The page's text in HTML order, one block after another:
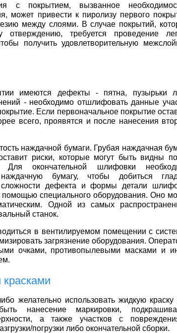
с покрытием, вызванное
может привести к пиролизу первого
между слоями. В случае покрытий,
отверждению, требуется проведение
получить удовлетворительную
имеются дефекты - пятна, пузырьки
- необходимо отшлифовать данные
Если первоначальное покрытие
всего, проявятся и после нанесения
наждачной бумаги. Грубая наждачная
риски, которые могут быть видны
Для окончательной шлифовки
наждачную бумагу, чтобы добиться
сложности дефекта и формы детали
специального оборудования. Оно
Одной из самых
станок.
в вентилируемом помещении с
загрязнение оборудования.
очками, противопылевыми масками и
желательно использовать жидкую краску
нанесение маркировки,
а также участков с
погрузки либо окончательной сборки.